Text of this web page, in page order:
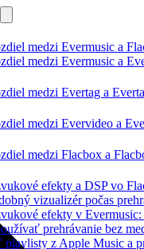
medzi Evermusic a
medzi Evermusic a
medzi Evertag a
medzi Evervideo a
medzi Flacbox a
efekty a DSP vo
vizualizér počas
efekty v Evermusic:
prehrávanie bez
z Apple Music a